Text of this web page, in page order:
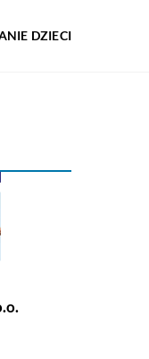
DZIECI